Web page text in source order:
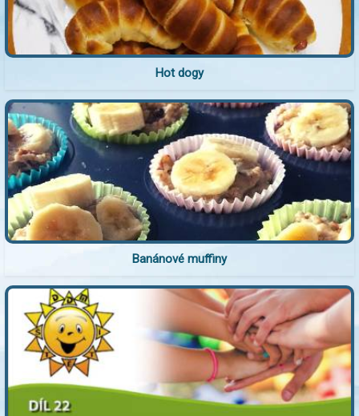
Hot dogy
Banánové muffiny